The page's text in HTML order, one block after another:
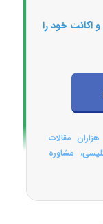
اکانت خود را
مقالات
مشاوره